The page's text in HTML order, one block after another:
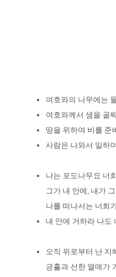
여호와의 나무에는
여호와께서 샘을 골
땅을 위하여 비를 준
사람은 나와서 일하
나는 포도나무요 너
그가 내 안에, 내가
나를 떠나서는 너희
내 안에 거하라 나도
오직 위로부터 난 지
긍휼과 선한 열매가